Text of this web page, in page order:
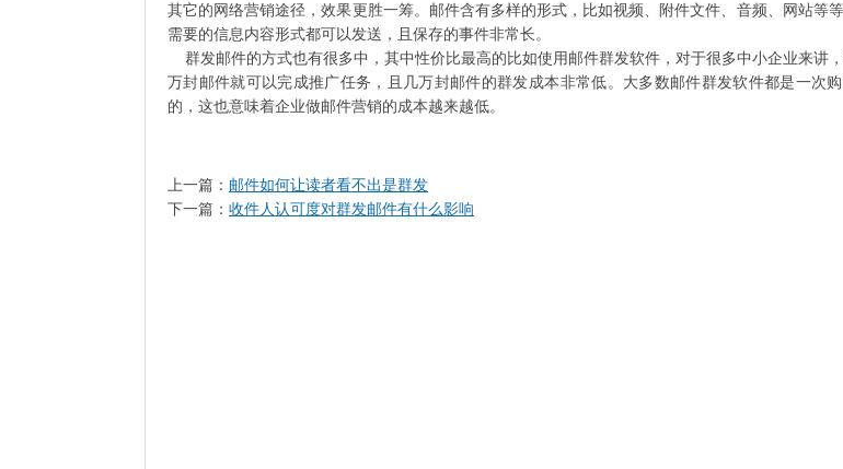
其它的网络营销途径，效果更胜一筹。邮件含有多样的形式，比如视频、附件文件、音频、网站等
需要的信息内容形式都可以发送，且保存的事件非常长。
群发邮件的方式也有很多中，其中性价比最高的比如使用邮件群发软件，对于很多中小企业来讲
万封邮件就可以完成推广任务，且几万封邮件的群发成本非常低。大多数邮件群发软件都是一次
的，这也意味着企业做邮件营销的成本越来越低。
上一篇： 邮件如何让读者看不出是群发
下一篇： 收件人认可度对群发邮件有什么影响